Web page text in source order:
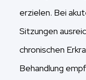
erzielen. Bei
Sitzungen
chronischen
Behandlung